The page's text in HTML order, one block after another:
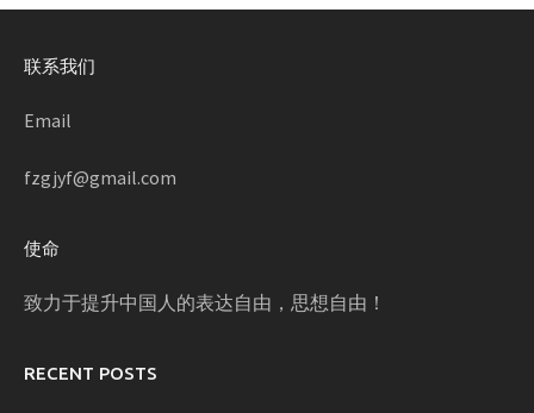
联系我们
Email
fzgjyf@gmail.com
使命
致力于提升中国人的表达自由，思想自由！
RECENT POSTS